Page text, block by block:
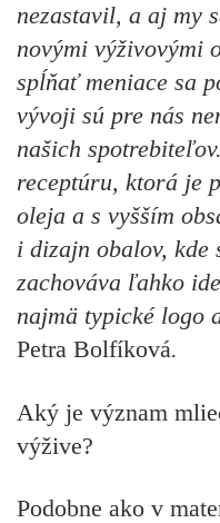
nezastavil, a aj my
novými výživovými
spĺňať meniace sa
vývoji sú pre nás
našich
receptúru, ktorá je
oleja a s vyšším
i dizajn obalov,
zachováva ľahko
najmä typické logo
Petra Bolfíková.
Aký je význam
výžive?
Podobne ako v